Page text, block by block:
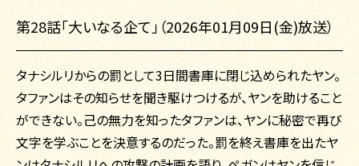
第28話「大いなる企て」（2026年01月09日(金)放送）
タナシルリからの罰として3日間書庫に閉じ込められたヤン。
タファンはその知らせを聞き駆けつけるが、ヤンを助けること
ができない。己の無力を知ったタファンは、ヤンに秘密で再び
文字を学ぶことを決意するのだった。罰を終え書庫を出たヤ